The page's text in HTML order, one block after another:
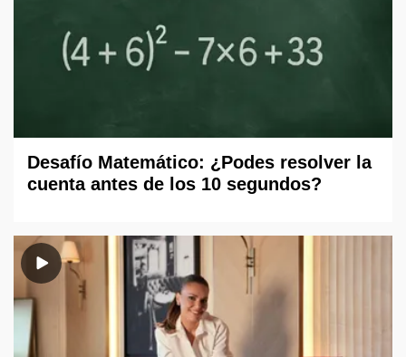
Desafío Matemático: ¿Podes resolver la
cuenta antes de los 10 segundos?